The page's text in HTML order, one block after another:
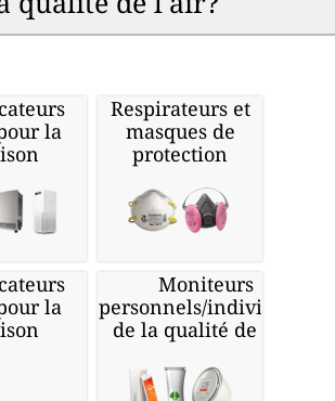
la
Respirateurs et
masques de
protection
la
Moniteurs
personnels/individuels
de la qualité de l'air